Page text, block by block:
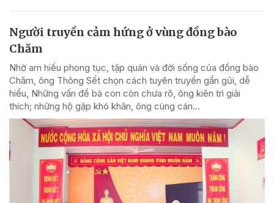
Người truyền cảm hứng ở vùng đồng bào
Chăm
Nhờ am hiểu phong tục, tập quán và đời sống của đồng bào
Chăm, ông Thông Sết chọn cách tuyên truyền gần gũi, dễ
hiểu, Những vấn đề bà con còn chưa rõ, ông kiên trì giải
thích; những hộ gặp khó khăn, ông cùng cán...